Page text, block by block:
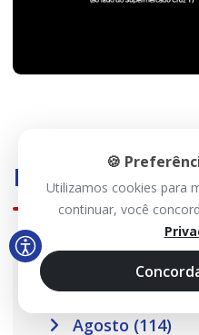
Histórico
2026
Agosto (114)
🍪
Utilizamos cookies para
continuar, você